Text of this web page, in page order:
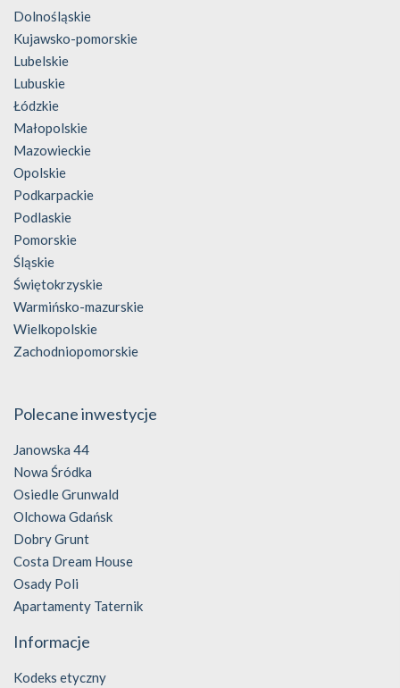
Dolnośląskie
Kujawsko-pomorskie
Lubelskie
Lubuskie
Łódzkie
Małopolskie
Mazowieckie
Opolskie
Podkarpackie
Podlaskie
Pomorskie
Śląskie
Świętokrzyskie
Warmińsko-mazurskie
Wielkopolskie
Zachodniopomorskie
Polecane inwestycje
Janowska 44
Nowa Śródka
Osiedle Grunwald
Olchowa Gdańsk
Dobry Grunt
Costa Dream House
Osady Poli
Apartamenty Taternik
Informacje
Kodeks etyczny